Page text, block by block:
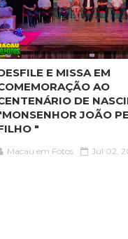
E MISSA EM
AO
DE
JOÃO
"
Macau em Fotos Jul 02,